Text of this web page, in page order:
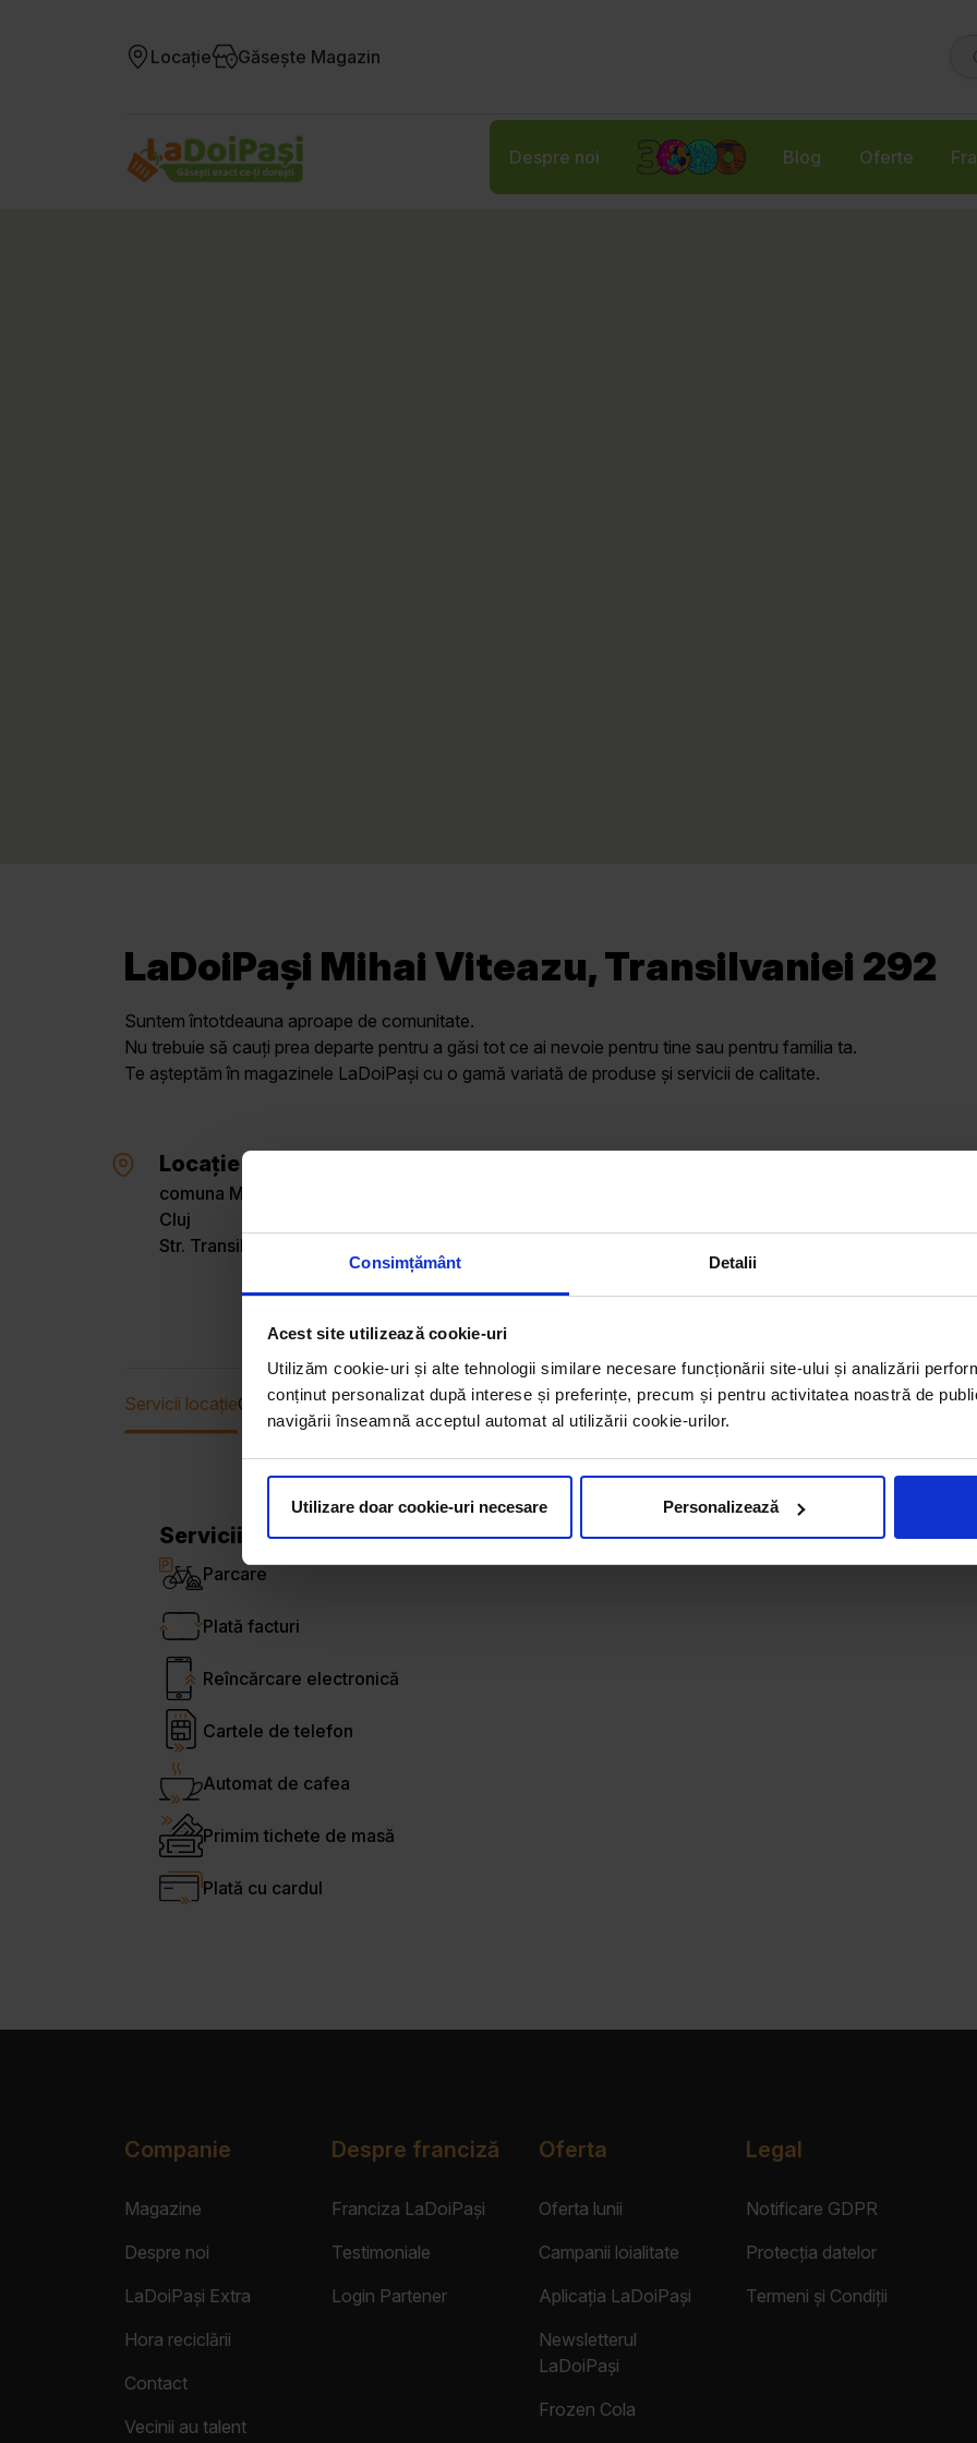
Consimțământ Detalii
Acest site utilizează cookie-uri
Utilizăm cookie-uri și alte tehnologii similare necesare funcționării site-ului și analizării
conținut personalizat după interese și preferințe, precum și pentru activitatea noastră de
navigării înseamnă acceptul automat al utilizării cookie-urilor.
Utilizare doar cookie-uri necesare Personalizează
Locație Găsește Magazin
Despre noi Blog Oferte
LaDoiPași Mihai Viteazu, Transilvaniei 292
Suntem întotdeauna aproape de comunitate.
Nu trebuie să cauți prea departe pentru a găsi tot ce ai nevoie pentru tine sau pentru familia ta.
Te așteptăm în magazinele LaDoiPași cu o gamă variată de produse și servicii de calitate.
Locație
comuna Mihai Viteazu, sat Mihai Viteazu,
Cluj
Str. Transilvaniei , Nr. 292
Servicii locațieOferta curentă
Servicii locație
Parcare
Plată facturi
Reîncărcare electronică
Cartele de telefon
Automat de cafea
Primim tichete de masă
Plată cu cardul
Companie
Magazine
Despre noi
LaDoiPași Extra
Hora reciclării
Contact
Vecinii au talent
Despre franciză
Franciza LaDoiPași
Testimoniale
Login Partener
Oferta
Oferta lunii
Campanii loialitate
Aplicația LaDoiPași
Newsletterul
LaDoiPași
Frozen Cola
Legal
Notificare GDPR
Protecția datelor
Termeni și Condiții